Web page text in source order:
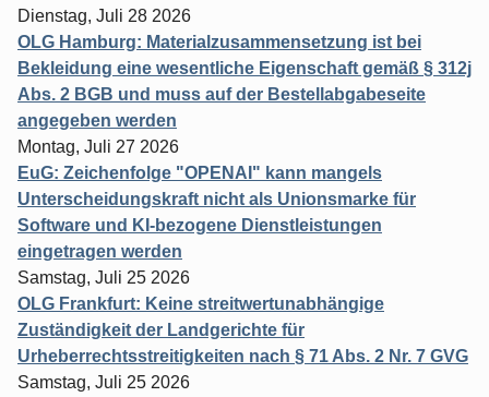
Dienstag, Juli 28 2026
OLG Hamburg: Materialzusammensetzung ist bei
Bekleidung eine wesentliche Eigenschaft gemäß § 312j
Abs. 2 BGB und muss auf der Bestellabgabeseite
angegeben werden
Montag, Juli 27 2026
EuG: Zeichenfolge "OPENAI" kann mangels
Unterscheidungskraft nicht als Unionsmarke für
Software und KI-bezogene Dienstleistungen
eingetragen werden
Samstag, Juli 25 2026
OLG Frankfurt: Keine streitwertunabhängige
Zuständigkeit der Landgerichte für
Urheberrechtsstreitigkeiten nach § 71 Abs. 2 Nr. 7 GVG
Samstag, Juli 25 2026